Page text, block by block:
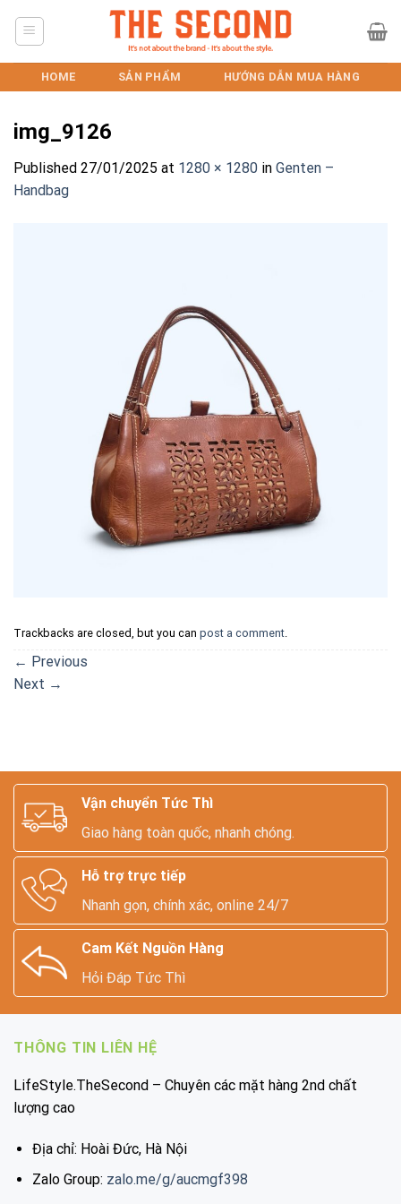
HOME SẢN PHẨM HƯỚNG DẪN MUA HÀNG
img_9126
Published 27/01/2025 at 1280 × 1280 in Genten –
Handbag
Trackbacks are closed, but you can post a comment.
← Previous
Next →
Vận chuyển Tức Thì
Giao hàng toàn quốc, nhanh chóng.
Hỗ trợ trực tiếp
Nhanh gọn, chính xác, online 24/7
Cam Kết Nguồn Hàng
Hỏi Đáp Tức Thì
THÔNG TIN LIÊN HỆ
LifeStyle.TheSecond – Chuyên các mặt hàng 2nd chất
lượng cao
Địa chỉ: Hoài Đức, Hà Nội
Zalo Group: zalo.me/g/aucmgf398